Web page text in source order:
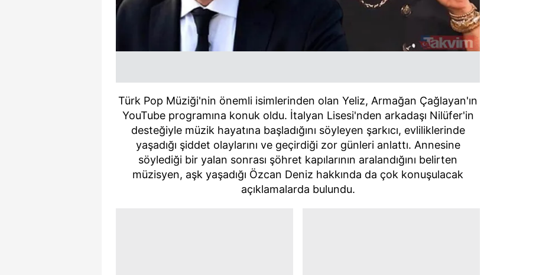
Türk Pop Müziği'nin önemli isimlerinden olan Yeliz, Armağan Çağlayan'ın
YouTube programına konuk oldu. İtalyan Lisesi'nden arkadaşı Nilüfer'in
desteğiyle müzik hayatına başladığını söyleyen şarkıcı, evliliklerinde
yaşadığı şiddet olaylarını ve geçirdiği zor günleri anlattı. Annesine
söylediği bir yalan sonrası şöhret kapılarının aralandığını belirten
müzisyen, aşk yaşadığı Özcan Deniz hakkında da çok konuşulacak
açıklamalarda bulundu.